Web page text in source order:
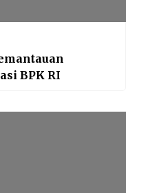
BPK RI